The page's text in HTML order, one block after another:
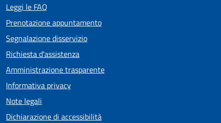
Leggi le FAQ
Prenotazione appuntamento
Segnalazione disservizio
Richiesta d'assistenza
Amministrazione trasparente
Informativa privacy
Note legali
Dichiarazione di accessibilità